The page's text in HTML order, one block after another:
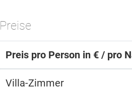
Preise
Preis pro Person in € / pro
Villa-Zimmer